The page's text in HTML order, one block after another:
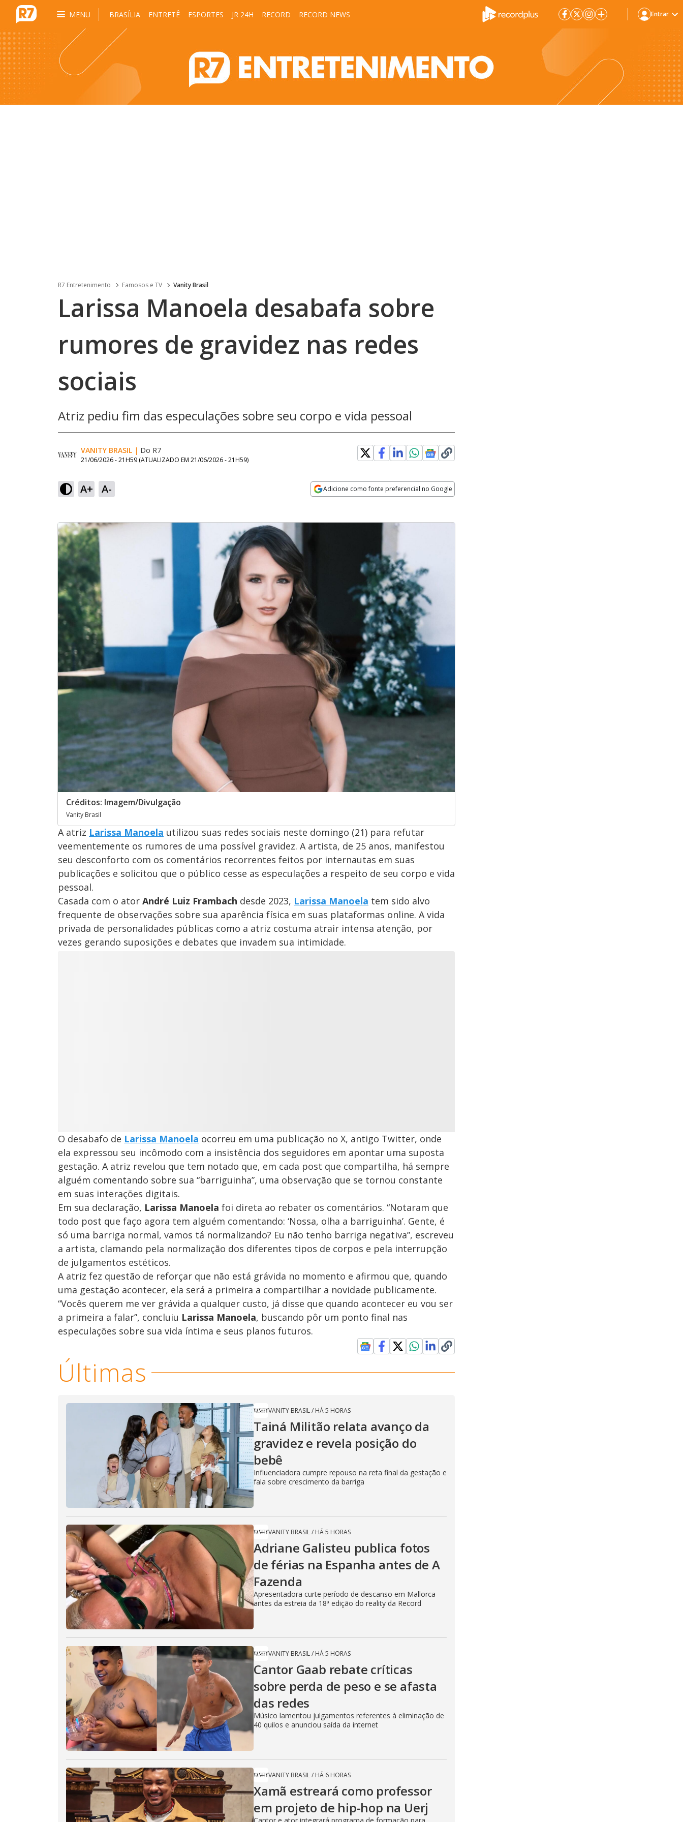
MENU BRASÍLIA ENTRETÊ ESPORTES JR 24H RECORD RECORD NEWS Entrar
R7 Entretenimento Famosos e TV Vanity Brasil
Larissa Manoela desabafa sobre
rumores de gravidez nas redes
sociais
Atriz pediu fim das especulações sobre seu corpo e vida pessoal
VANITY BRASIL | Do R7
21/06/2026 - 21H59 (ATUALIZADO EM 21/06/2026 - 21H59)
A+ A- Adicione como fonte preferencial no Google
Créditos: Imagem/Divulgação
Vanity Brasil
A atriz Larissa Manoela utilizou suas redes sociais neste domingo (21) para refutar
veementemente os rumores de uma possível gravidez. A artista, de 25 anos, manifestou
seu desconforto com os comentários recorrentes feitos por internautas em suas
publicações e solicitou que o público cesse as especulações a respeito de seu corpo e vida
pessoal.
Casada com o ator André Luiz Frambach desde 2023, Larissa Manoela tem sido alvo
frequente de observações sobre sua aparência física em suas plataformas online. A vida
privada de personalidades públicas como a atriz costuma atrair intensa atenção, por
vezes gerando suposições e debates que invadem sua intimidade.
O desabafo de Larissa Manoela ocorreu em uma publicação no X, antigo Twitter, onde
ela expressou seu incômodo com a insistência dos seguidores em apontar uma suposta
gestação. A atriz revelou que tem notado que, em cada post que compartilha, há sempre
alguém comentando sobre sua “barriguinha”, uma observação que se tornou constante
em suas interações digitais.
Em sua declaração, Larissa Manoela foi direta ao rebater os comentários. “Notaram que
todo post que faço agora tem alguém comentando: ‘Nossa, olha a barriguinha’. Gente, é
só uma barriga normal, vamos tá normalizando? Eu não tenho barriga negativa”, escreveu
a artista, clamando pela normalização dos diferentes tipos de corpos e pela interrupção
de julgamentos estéticos.
A atriz fez questão de reforçar que não está grávida no momento e afirmou que, quando
uma gestação acontecer, ela será a primeira a compartilhar a novidade publicamente.
“Vocês querem me ver grávida a qualquer custo, já disse que quando acontecer eu vou ser
a primeira a falar”, concluiu Larissa Manoela, buscando pôr um ponto final nas
especulações sobre sua vida íntima e seus planos futuros.
Últimas
VANITY BRASIL/ HÁ 5 HORAS
Tainá Militão relata avanço da
gravidez e revela posição do
bebê
Influenciadora cumpre repouso na reta final da gestação e
fala sobre crescimento da barriga
VANITY BRASIL/ HÁ 5 HORAS
Adriane Galisteu publica fotos
de férias na Espanha antes de A
Fazenda
Apresentadora curte período de descanso em Mallorca
antes da estreia da 18ª edição do reality da Record
VANITY BRASIL/ HÁ 5 HORAS
Cantor Gaab rebate críticas
sobre perda de peso e se afasta
das redes
Músico lamentou julgamentos referentes à eliminação de
40 quilos e anunciou saída da internet
VANITY BRASIL/ HÁ 6 HORAS
Xamã estreará como professor
em projeto de hip-hop na Uerj
Cantor e ator integrará programa de formação para